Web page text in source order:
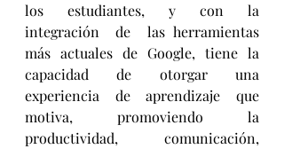
los  estudiantes,  y  con  la
integración  de  las herramientas
más actuales de Google, tiene la
capacidad de otorgar una
experiencia de aprendizaje que
motiva, promoviendo la
productividad, comunicación,